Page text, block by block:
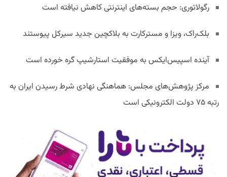
رگولاتوری: حجم بسته‌های اینترنتی کاهش نیافته است
بلک‌راک، ویزا و مسترکارت به بلاکچین جدید سیرکل پیوستند
آینده اسپیس‌ایکس به موفقیت استارشیپ گره خورده است
مرکز پژوهش‌های مجلس: هماهنگی نهادی شرط رسیدن ایران به
رتبه ۷۵ دولت الکترونیکی است